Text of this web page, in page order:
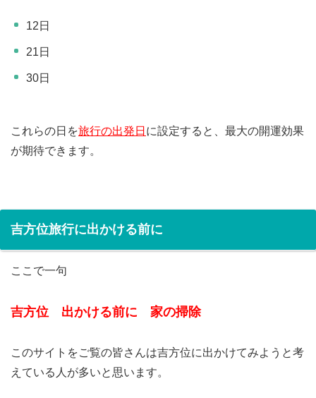
12日
21日
30日
これらの日を旅行の出発日 に設定すると、最大の開運効果
が期待できます。
吉方位旅行に出かける前に
ここで一句
吉方位 出かける前に 家の掃除
このサイトをご覧の皆さんは吉方位に出かけてみようと考
えている人が多いと思います。